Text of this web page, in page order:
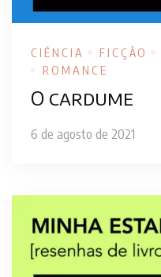
CIÊNCIA FICÇÃO
ROMANCE
O cardume
6 de agosto de 2021